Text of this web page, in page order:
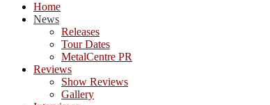
Home
News
Releases
Tour Dates
MetalCentre PR
Reviews
Show Reviews
Gallery